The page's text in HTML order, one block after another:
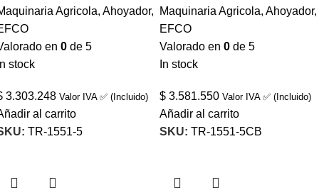
Agricola, Ahoyador,
en 0 de 5
stock
3.303.248 Valor IVA ✅ (Incluido)
al carrito
TR-1551-5
Maquinaria Agricola, Ahoyador,
EFCO
Valorado en 0 de 5
In stock
$ 3.581.550 Valor IVA ✅ (Incluido)
Añadir al carrito
SKU: TR-1551-5CB